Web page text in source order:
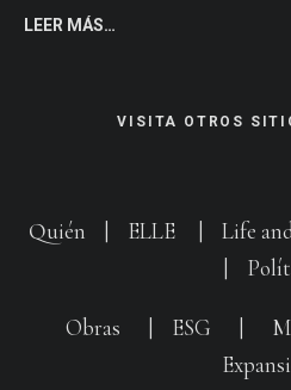
LEER MÁS…
VISITA OTROS
Quién ELLE Life
Obras ESG